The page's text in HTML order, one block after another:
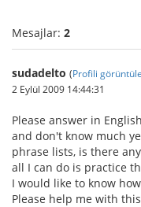
Mesajlar: 2
sudadelto (Profili görüntüle
2 Eylül 2009 14:44:31
Please answer in
and don't know much
phrase lists, is there
all I can do is practice
I would like to know
Please help me with